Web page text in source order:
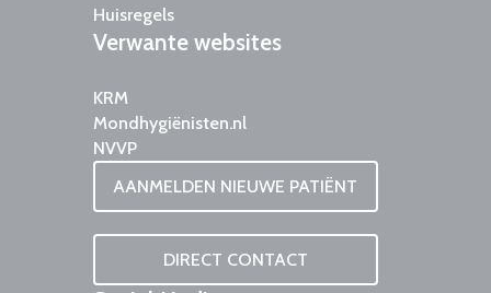
Huisregels
Verwantewebsites
KRM
Mondhygiënisten.nl
NVVP
AANMELDEN NIEUWE PATIËNT
DIRECT CONTACT